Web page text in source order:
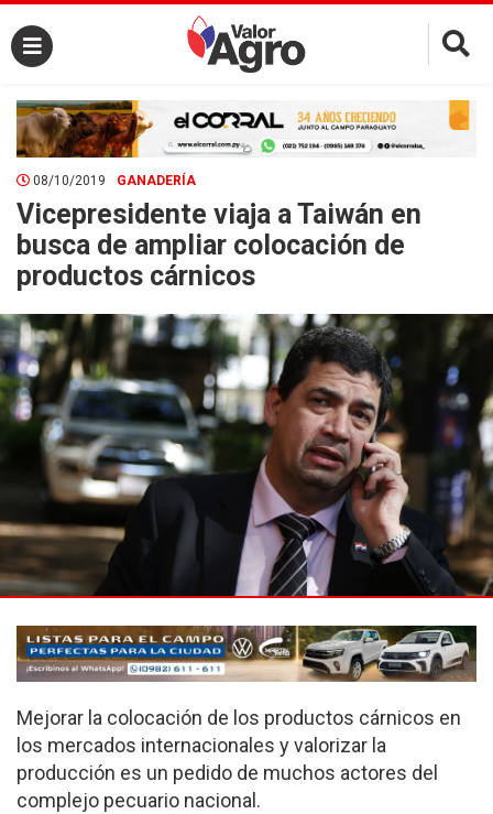
×
08/10/2019 GANADERÍA
Vicepresidente viaja a Taiwán en
busca de ampliar colocación de
productos cárnicos
Mejorar la colocación de los productos cárnicos en
los mercados internacionales y valorizar la
producción es un pedido de muchos actores del
complejo pecuario nacional.